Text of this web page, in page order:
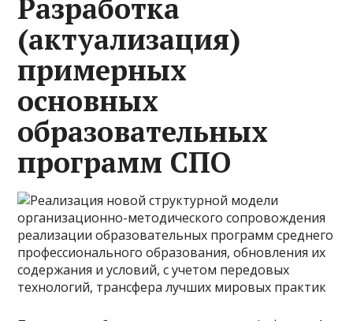
Разработка
(актуализация)
примерных
основных
образовательных
программ СПО